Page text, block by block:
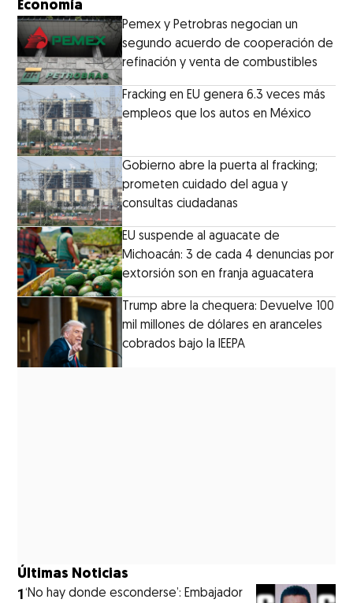
Economía
Pemex y Petrobras negocian un
segundo acuerdo de cooperación de
refinación y venta de combustibles
Fracking en EU genera 6.3 veces más
empleos que los autos en México
Gobierno abre la puerta al fracking;
prometen cuidado del agua y
consultas ciudadanas
EU suspende al aguacate de
Michoacán: 3 de cada 4 denuncias por
extorsión son en franja aguacatera
Trump abre la chequera: Devuelve 100
mil millones de dólares en aranceles
cobrados bajo la IEEPA
Últimas Noticias
1‘No hay donde esconderse’: Embajador